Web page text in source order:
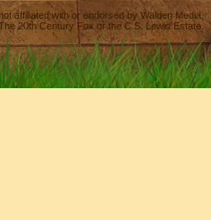
affiliated with or endorsed byWalden Media
20th Century Fox or the C.S. Lewis Estate.